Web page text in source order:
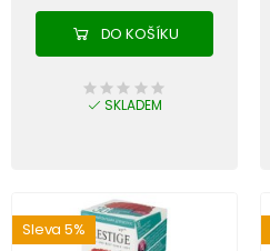
DO KOŠÍKU
SKLADEM
Sleva 5%